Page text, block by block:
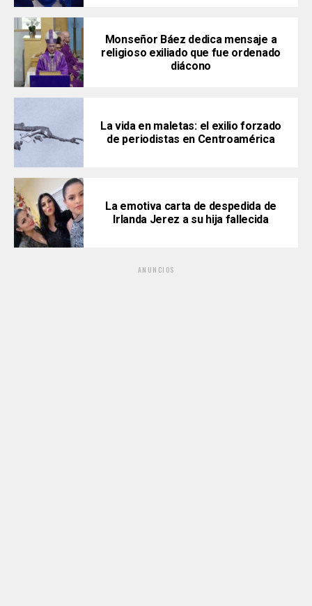
Monseñor Báez dedica mensaje a
religioso exiliado que fue ordenado
diácono
La vida en maletas: el exilio forzado
de periodistas en Centroamérica
La emotiva carta de despedida de
Irlanda Jerez a su hija fallecida
ANUNCIOS